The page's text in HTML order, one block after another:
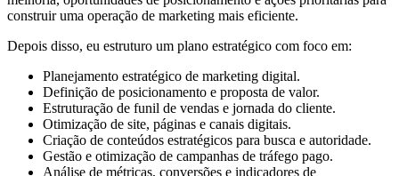
construir uma operação de marketing mais eficiente.
Depois disso, eu estruturo um plano estratégico com foco em:
Planejamento estratégico de marketing digital.
Definição de posicionamento e proposta de valor.
Estruturação de funil de vendas e jornada do cliente.
Otimização de site, páginas e canais digitais.
Criação de conteúdos estratégicos para busca e autoridade.
Gestão e otimização de campanhas de tráfego pago.
Análise de métricas, conversões e indicadores de